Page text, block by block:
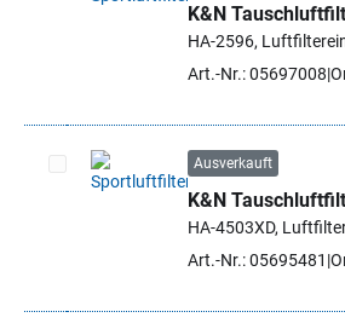
Artikel auswählen
K&N
HA-2596,
Art.-Nr.: 05697008
Artikel auswählen
Ausverkauft
K&N
HA-4503XD,
Art.-Nr.: 05695481